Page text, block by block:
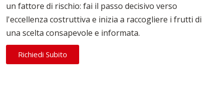
un fattore di rischio: fai il passo decisivo verso
l'eccellenza costruttiva e inizia a raccogliere i frutti di
una scelta consapevole e informata.
Richiedi Subito